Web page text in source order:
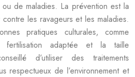
de maladies. La prévention est la
les ravageurs et les maladies.
pratiques culturales, comme
fertilisation adaptée et la taille
d’utiliser des traitements
respectueux de l’environnement et